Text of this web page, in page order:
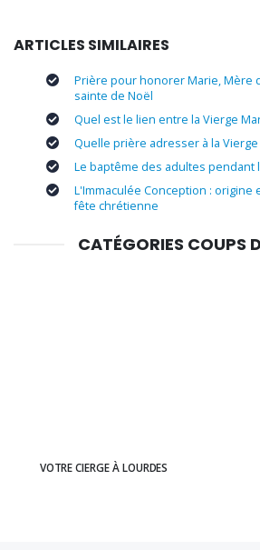
ARTICLES SIMILAIRES
Prière pour honorer Marie, Mère
sainte de Noël
Quel est le lien entre la Vierge
Quelle prière adresser à la Vierge
Le baptême des adultes pendant
L'Immaculée Conception : origine
fête chrétienne
CATÉGORIES COUPS
VOTRE CIERGE À LOURDES